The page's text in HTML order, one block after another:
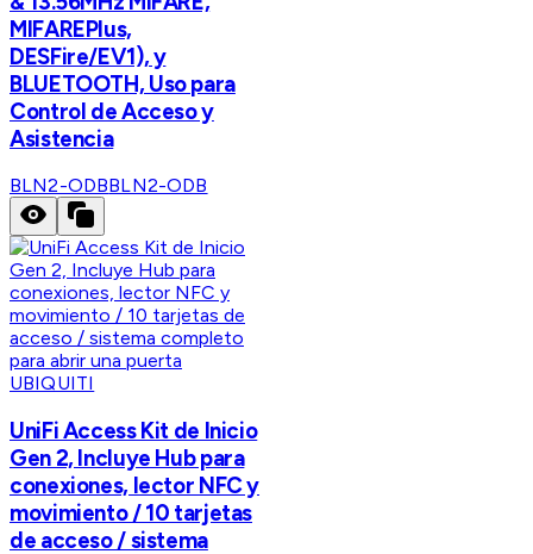
MIFAREPlus,
DESFire/EV1), y
BLUETOOTH, Uso para
Control de Acceso y
Asistencia
BLN2-ODBBLN2-ODB
UBIQUITI
UniFi Access Kit de Inicio
Gen 2, Incluye Hub para
conexiones, lector NFC y
movimiento / 10 tarjetas
de acceso / sistema